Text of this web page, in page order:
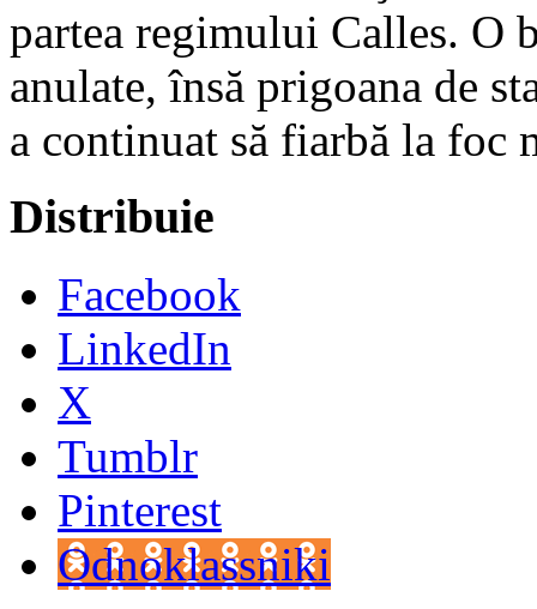
partea regimului Calles. O
anulate, însă prigoana de
a continuat să fiarbă la foc
Distribuie
Facebook
LinkedIn
X
Tumblr
Pinterest
Odnoklassniki